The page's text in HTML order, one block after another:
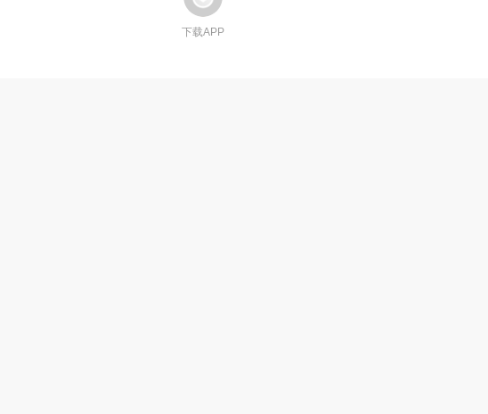
下载APP